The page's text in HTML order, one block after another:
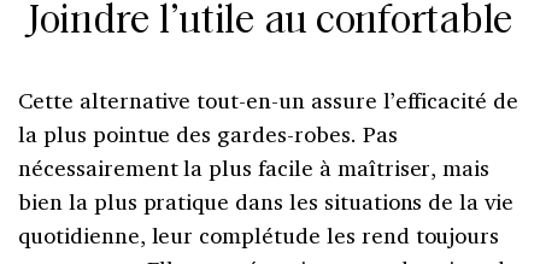
Joindre l’utile au confortable
Cette alternative tout-en-un assure l’efficacité de
la plus pointue des gardes-robes. Pas
nécessairement la plus facile à maîtriser, mais
bien la plus pratique dans les situations de la vie
quotidienne, leur complétude les rend toujours